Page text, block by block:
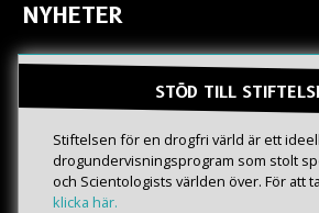
NYHETER
STÖD TILL
Stiftelsen för en drogfri värld är ett
drogundervisningsprogram som stolt
och Scientologists världen över. För att
klicka här.